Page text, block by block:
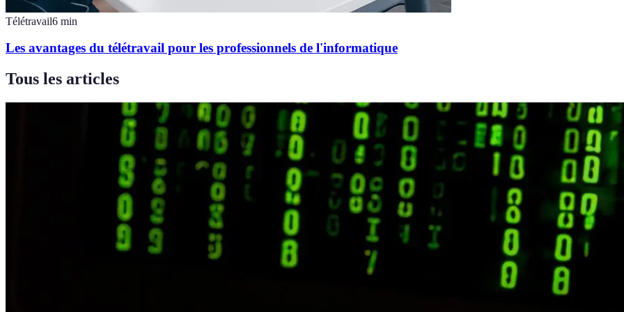
Télétravail6 min
Les avantages du télétravail pour les professionnels de l'informatique
Tous les articles